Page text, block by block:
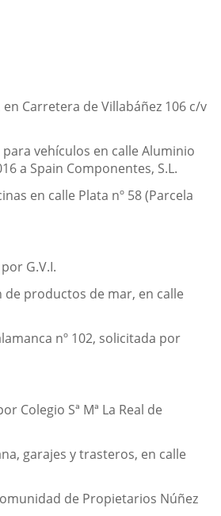
Carretera de Villabáñez 106 c/v
vehículos en calle Aluminio
a Spain Componentes, S.L.
en calle Plata nº 58 (Parcela
G.V.I.
productos de mar, en calle
nº 102, solicitada por
Colegio Sª Mª La Real de
garajes y trasteros, en calle
de Propietarios Núñez